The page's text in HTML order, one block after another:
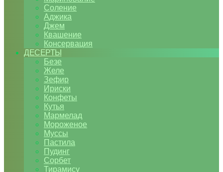
Соление
Аджика
Джем
Квашение
Консервация
ДЕСЕРТЫ
Безе
Желе
Зефир
Ириски
Конфеты
Кутья
Мармелад
Мороженое
Муссы
Пастила
Пудинг
Сорбет
Тирамису